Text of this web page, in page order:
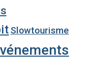
Slowtourisme